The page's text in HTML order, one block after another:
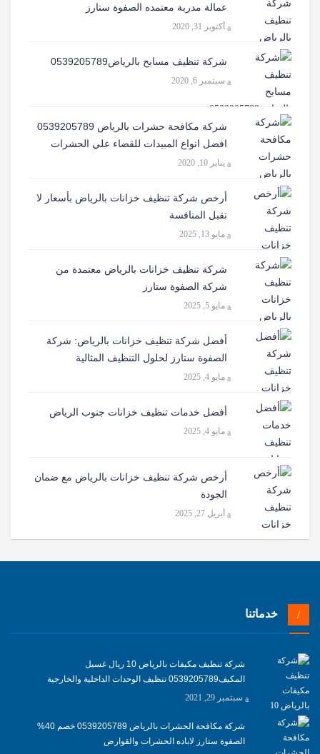
عمالة مدربة معتمده الصفوة ستارز
أكتوبر 31, 2020
شركة تنظيف مسابح بالرياض0539205789
سبتمبر 6, 2020
شركة مكافحة حشرات بالرياض 0539205789
افضل انواع المبيدات للقضاء علي الحشرات
يناير 10, 2020
أرخص شركة تنظيف خزانات بالرياض بأسعار لا
تقبل المنافسة
مايو 13, 2025
شركة تنظيف خزانات بالرياض معتمدة من
شركة الصفوة ستارز
مايو 5, 2025
أفضل شركة تنظيف خزانات بالرياض: شركة
الصفوة ستارز لحلول التنظيف المثالية
مايو 4, 2025
أفضل خدمات تنظيف خزانات جنوب الرياض
مايو 4, 2025
أرخص شركة تنظيف خزانات بالرياض مع ضمان
الجودة
أبريل 27, 2025
خدماتنا
شركة تنظيف مكيفات بالرياض 10 ريال غسيل
المكيف0539205789 تنظيف الوحدات الداخلية والخارجية
سبتمبر 29, 2021
شركة مكافحة الحشرات بالرياض 0539205789 خصم 40%
الصفوة ستارز لاباده الحشرات والقوارض